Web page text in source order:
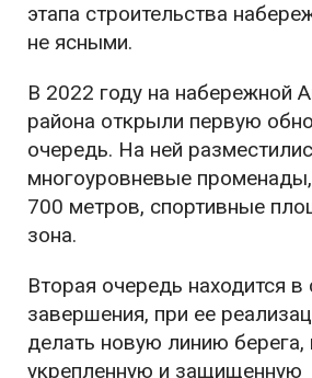
этапа строительства
не ясными.
В 2022 году на набережной
района открыли первую
очередь. На ней
многоуровневые
700 метров, спортивные
зона.
Вторая очередь находится в
завершения, при ее
делать новую линию берега,
укрепленную и защищенную